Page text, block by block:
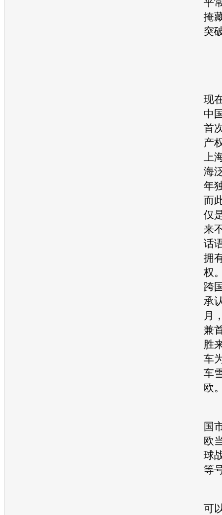
平
掩
突
现
中
首
产
上
海
年
而
仅
来
话
拥
权
跨
承
月
兼
胜
车
车
欧
国
欧
球
等
可